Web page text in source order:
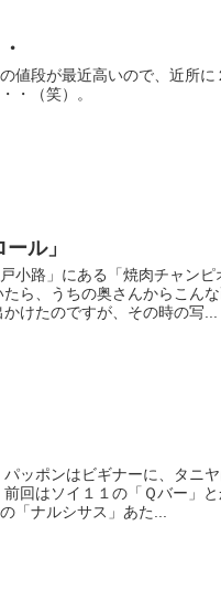
値段が最近高いので、近所に
・（笑）。
ル」
小路」にある「焼肉チャンピ
ら、うちの奥さんからこん
けたのですが、その時の写...
ッポンはビギナーに、タニ
回はソイ１１の「Ｑバー」
「ナルシサス」あた...